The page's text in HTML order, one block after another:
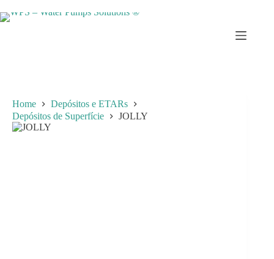
to
Home
Depósitos e ETARs
Depósitos de Superfície
JOLLY